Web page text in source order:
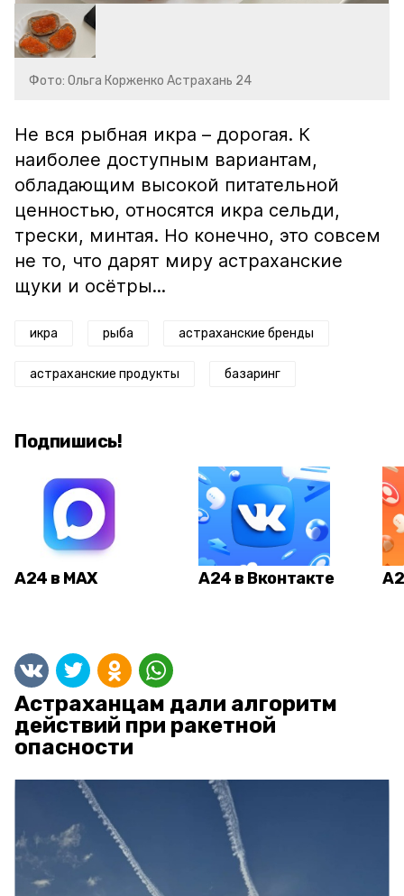
Фото: Ольга Корженко Астрахань 24
Не вся рыбная икра – дорогая. К
наиболее доступным вариантам,
обладающим высокой питательной
ценностью, относятся икра сельди,
трески, минтая. Но конечно, это совсем
не то, что дарят миру астраханские
щуки и осётры...
икра рыба астраханские бренды
астраханские продукты базаринг
Подпишись!
А24 в MAX А24 в Вконтакте
Астраханцам дали алгоритм
действий при ракетной
опасности